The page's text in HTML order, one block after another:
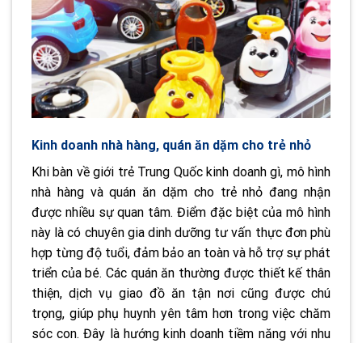
Kinh doanh nhà hàng, quán ăn dặm cho trẻ nhỏ
Khi bàn về giới trẻ Trung Quốc kinh doanh gì, mô hình
nhà hàng và quán ăn dặm cho trẻ nhỏ đang nhận
được nhiều sự quan tâm. Điểm đặc biệt của mô hình
này là có chuyên gia dinh dưỡng tư vấn thực đơn phù
hợp từng độ tuổi, đảm bảo an toàn và hỗ trợ sự phát
triển của bé. Các quán ăn thường được thiết kế thân
thiện, dịch vụ giao đồ ăn tận nơi cũng được chú
trọng, giúp phụ huynh yên tâm hơn trong việc chăm
sóc con. Đây là hướng kinh doanh tiềm năng với nhu